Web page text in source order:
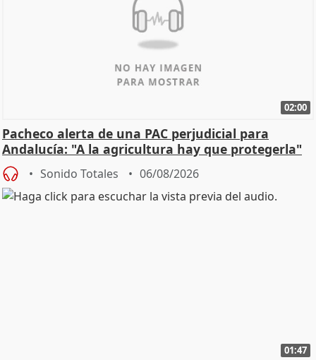
02:00
Pacheco alerta de una PAC perjudicial para
Andalucía: "A la agricultura hay que protegerla"
Sonido Totales 06/08/2026
01:47